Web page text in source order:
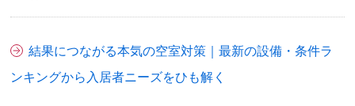
結果につながる本気の空室対策｜最新の設備・条件ラ
ンキングから入居者ニーズをひも解く